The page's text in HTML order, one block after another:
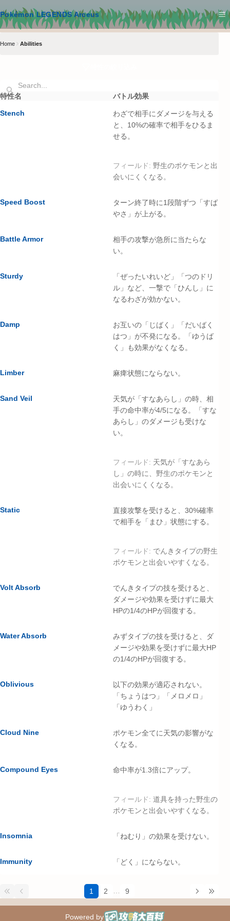
Pokémon LEGENDS Arceus
メインコンテンツへスキップ
Home Abilities
検索キーワードを入力してください
特性名 バトル効果
Stench
わざで相手にダメージを与える
と、10%の確率で相手をひるま
せる。
フィールド: 野生のポケモンと出
会いにくくなる。
Speed Boost
ターン終了時に1段階ずつ「すば
やさ」が上がる。
Battle Armor
相手の攻撃が急所に当たらな
い。
Sturdy
「ぜったいれいど」「つのドリ
ル」など、一撃で「ひんし」に
なるわざが効かない。
Damp
お互いの「じばく」「だいばく
はつ」が不発になる。「ゆうば
く」も効果がなくなる。
Limber 麻痺状態にならない。
Sand Veil
天気が「すなあらし」の時、相
手の命中率が4/5になる。「すな
あらし」のダメージも受けな
い。
フィールド: 天気が「すなあら
し」の時に、野生のポケモンと
出会いにくくなる。
Static
直接攻撃を受けると、30%確率
で相手を「まひ」状態にする。
フィールド: でんきタイプの野生
ポケモンと出会いやすくなる。
Volt Absorb
でんきタイプの技を受けると、
ダメージや効果を受けずに最大
HPの1/4のHPが回復する。
Water Absorb
みずタイプの技を受けると、ダ
メージや効果を受けずに最大HP
の1/4のHPが回復する。
Oblivious
以下の効果が適応されない。
「ちょうはつ」「メロメロ」
「ゆうわく」
Cloud Nine
ポケモン全てに天気の影響がな
くなる。
Compound Eyes 命中率が1.3倍にアップ。
フィールド: 道具を持った野生の
ポケモンと出会いやすくなる。
Insomnia 「ねむり」の効果を受けない。
Immunity 「どく」にならない。
1 2 9
Powered by